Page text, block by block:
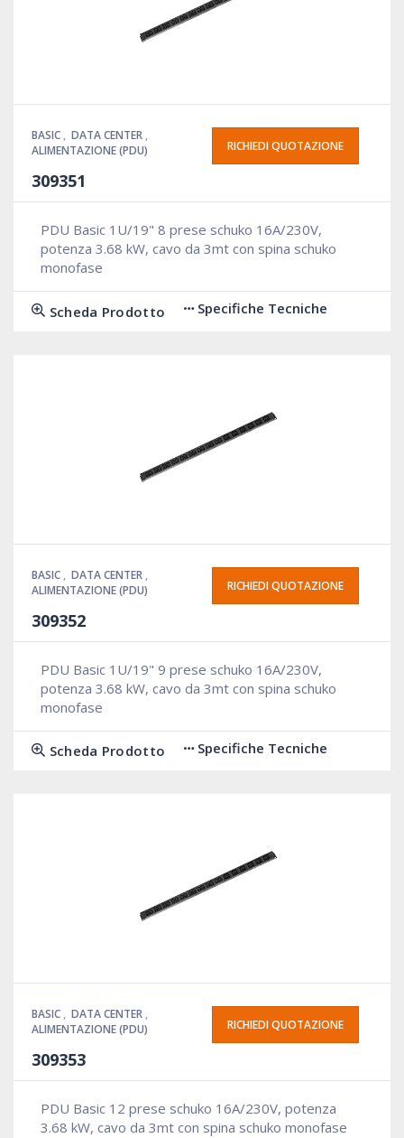
BASIC , DATA CENTER ,
ALIMENTAZIONE (PDU)
309351
RICHIEDI QUOTAZIONE
PDU Basic 1U/19" 8 prese schuko 16A/230V,
potenza 3.68 kW, cavo da 3mt con spina schuko
monofase
Scheda Prodotto Specifiche Tecniche
BASIC , DATA CENTER ,
ALIMENTAZIONE (PDU)
309352
RICHIEDI QUOTAZIONE
PDU Basic 1U/19" 9 prese schuko 16A/230V,
potenza 3.68 kW, cavo da 3mt con spina schuko
monofase
Scheda Prodotto Specifiche Tecniche
BASIC , DATA CENTER ,
ALIMENTAZIONE (PDU)
309353
RICHIEDI QUOTAZIONE
PDU Basic 12 prese schuko 16A/230V, potenza
3.68 kW, cavo da 3mt con spina schuko monofase